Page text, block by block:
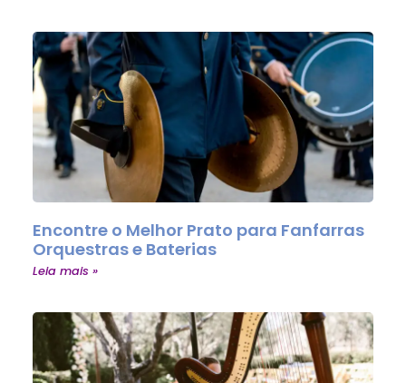
Encontre o Melhor Prato para Fanfarras
Orquestras e Baterias
Leia mais »